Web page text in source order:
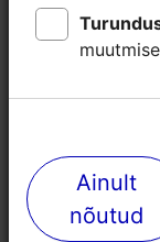
Ainult
nõutud
Ainult
nõutud